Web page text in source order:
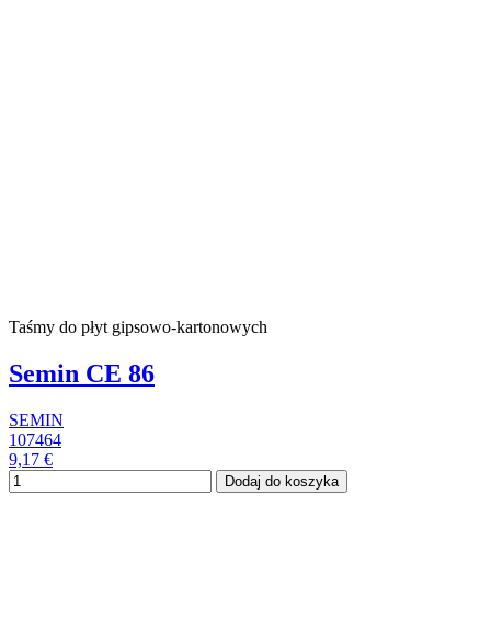
Taśmy do płyt gipsowo-kartonowych
Semin CE 86
SEMIN
107464
9,17 €
Dodaj do koszyka